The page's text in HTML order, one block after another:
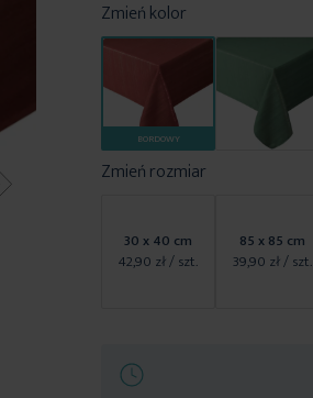
Zmień kolor
BORDOWY
Zmień rozmiar
30 x 40 cm
42,90 zł/ szt.
85 x 85 cm
39,90 zł/ szt.